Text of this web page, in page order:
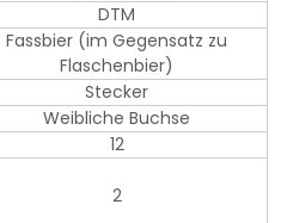
DTM
Fassbier (im Gegensatz zu
Flaschenbier)
Stecker
Weibliche Buchse
12
2